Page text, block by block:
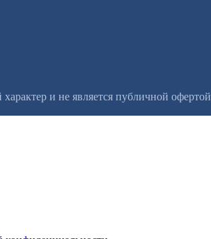
и не является публичной офертой